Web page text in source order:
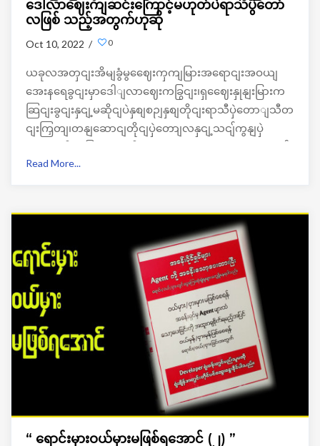
ဒေါ်လာဈေးကျဆင်းကြောင့်မဟုတ်ပဲရာသီပွဲတော်
လဖြစ် သည့်အတွက်ဟုဆို
Oct 10, 2022 / 0
ယခုလအတှငျးအိမျခွံမွဈေေးကှကျမြားအရောငျးအဝယျ
အေးနရေခွငျးမှာဒေါျလာဈေးကခြွငျး၊ရှဈေေးနှုနျးမြားက
ဆြငျးခွငျးနှငျ့မဆိုငျပဲနှစျစဉျနှစျတိုငျးရာသီပှဲတောျသီတ
ငျးကြှတျ၊တနျဆောငျတိုငျပှဲတောျလနှငျ့သငျ်ကွနျပှဲ
အေးနေတက် တယ်လို့ ဒဂုံမြို့သစ်ရှိအိမ်ခြံများ အသိုင်းအဝန်း
Read More...
“ ရောင်းမှားဝယ်မှားမဖြစ်ရအောင် (၂) ”